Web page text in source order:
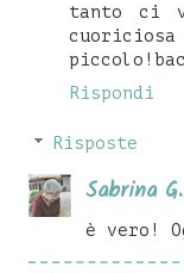
tanto ci
cuoriciosa
Rispondi
Risposte
Sabrina G.
è vero!